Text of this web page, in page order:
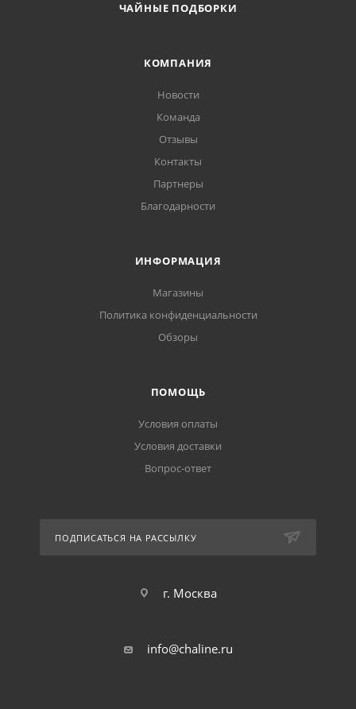
ЧАЙНЫЕ ПОДБОРКИ
КОМПАНИЯ
Новости
Команда
Отзывы
Контакты
Партнеры
Благодарности
ИНФОРМАЦИЯ
Магазины
Политика конфиденциальности
Обзоры
ПОМОЩЬ
Условия оплаты
Условия доставки
Вопрос-ответ
ПОДПИСАТЬСЯ НА РАССЫЛКУ
г. Москва
info@chaline.ru